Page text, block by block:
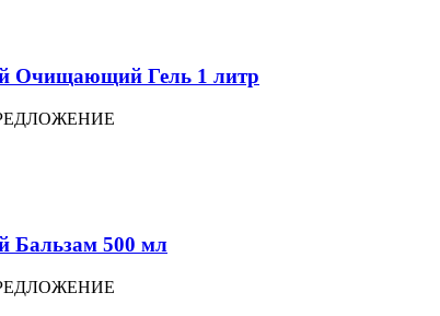
Очищающий Гель 1 литр
Бальзам 500 мл